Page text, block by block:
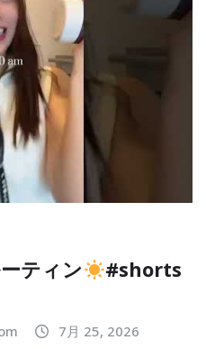
ティン
#shorts
7月 25, 2026